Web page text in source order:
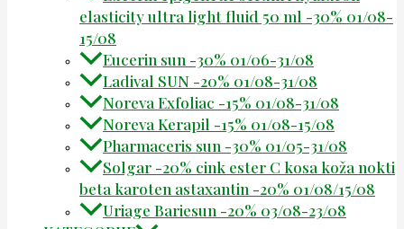
elasticity ultra light fluid 50 ml -30% 01/08-
15/08
Eucerin sun -30% 01/06-31/08
Ladival SUN -20% 01/08-31/08
Noreva Exfoliac -15% 01/08-31/08
Noreva Kerapil -15% 01/08-15/08
Pharmaceris sun -30% 01/05-31/08
Solgar -20% cink ester C kosa koža nokti
beta karoten astaxantin -20% 01/08/15/08
Uriage Bariesun -20% 03/08-23/08